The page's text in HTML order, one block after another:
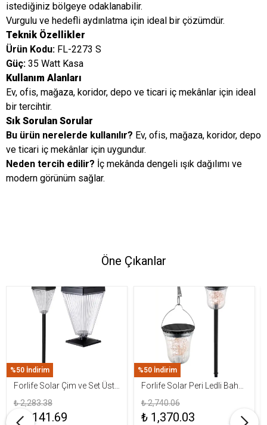
istediğiniz bölgeye odaklanabilir.
Vurgulu ve hedefli aydınlatma için ideal bir çözümdür.
Teknik Özellikler
Ürün Kodu: FL-2273 S
Güç: 35 Watt Kasa
Kullanım Alanları
Ev, ofis, mağaza, koridor, depo ve ticari iç mekânlar için ideal
bir tercihtir.
Sık Sorulan Sorular
Bu ürün nerelerde kullanılır? Ev, ofis, mağaza, koridor, depo
ve ticari iç mekânlar için uygundur.
Neden tercih edilir? İç mekânda dengeli ışık dağılımı ve
modern görünüm sağlar.
Öne Çıkanlar
%50 İndirim
Forlife Solar Çim ve Set Üstü
Armatür 15W FL-3283
₺ 2,283.38
₺ 1,141.69
%50 İndirim
Forlife Solar Peri Ledli Bahçe
Aydınlatma Armatürü FL-
3284
₺ 2,740.06
₺ 1,370.03